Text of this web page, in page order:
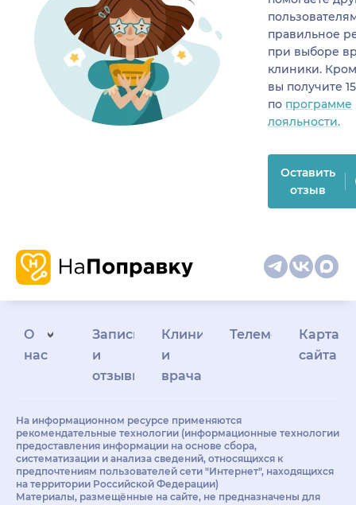
правильное
при выборе
клиники.
вы получите
по программе
лояльности.
Оставить
отзыв
О
нас
Запись
и
отзывы
Клиникам
и
врачам
Телемедицина
Карта
сайта
На информационном ресурсе применяются
рекомендательные технологии (информационные технологии
предоставления информации на основе сбора,
систематизации и анализа сведений, относящихся к
предпочтениям пользователей сети "Интернет", находящихся
на территории Российской Федерации)
Материалы, размещённые на сайте, не предназначены для